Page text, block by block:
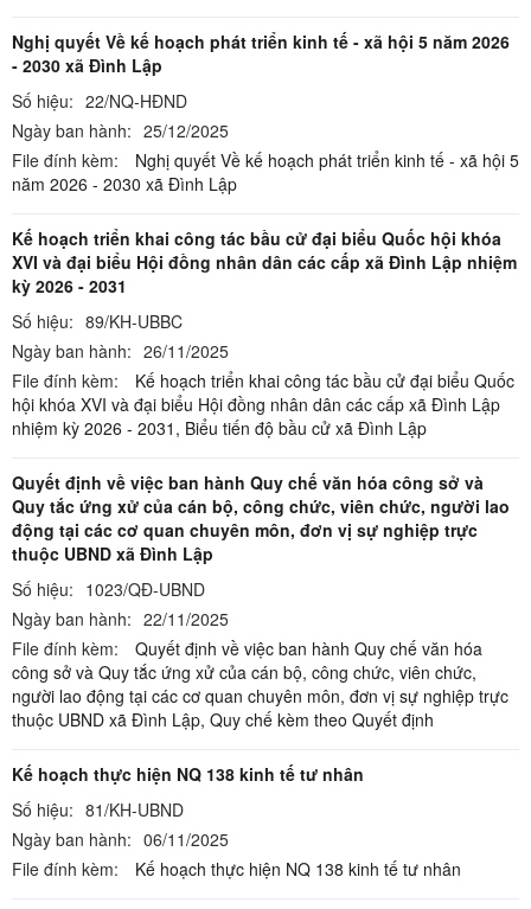
Nghị quyết Về kế hoạch phát triển kinh tế - xã hội 5 năm 2026
- 2030 xã Đình Lập
Số hiệu: 22/NQ-HĐND
Ngày ban hành: 25/12/2025
File đính kèm:
Nghị quyết Về kế hoạch phát triển kinh tế - xã hội 5
năm 2026 - 2030 xã Đình Lập
Kế hoạch triển khai công tác bầu cử đại biểu Quốc hội khóa
XVI và đại biểu Hội đồng nhân dân các cấp xã Đình Lập nhiệm
kỳ 2026 - 2031
Số hiệu: 89/KH-UBBC
Ngày ban hành: 26/11/2025
File đính kèm:
Kế hoạch triển khai công tác bầu cử đại biểu Quốc
hội khóa XVI và đại biểu Hội đồng nhân dân các cấp xã Đình Lập
nhiệm kỳ 2026 - 2031, Biểu tiến độ bầu cử xã Đình Lập
Quyết định về việc ban hành Quy chế văn hóa công sở và
Quy tắc ứng xử của cán bộ, công chức, viên chức, người lao
động tại các cơ quan chuyên môn, đơn vị sự nghiệp trực
thuộc UBND xã Đình Lập
Số hiệu: 1023/QĐ-UBND
Ngày ban hành: 22/11/2025
File đính kèm:
Quyết định về việc ban hành Quy chế văn hóa
công sở và Quy tắc ứng xử của cán bộ, công chức, viên chức,
người lao động tại các cơ quan chuyên môn, đơn vị sự nghiệp trực
thuộc UBND xã Đình Lập, Quy chế kèm theo Quyết định
Kế hoạch thực hiện NQ 138 kinh tế tư nhân
Số hiệu: 81/KH-UBND
Ngày ban hành: 06/11/2025
File đính kèm:
Kế hoạch thực hiện NQ 138 kinh tế tư nhân